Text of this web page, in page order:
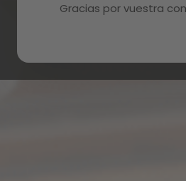
Gracias por vuestra